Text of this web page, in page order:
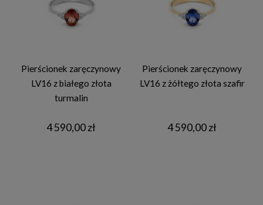
Pierścionek zaręczynowy
LV16 z białego złota
turmalin
4 590,00 zł
Pierścionek zaręczynowy
LV16 z żółtego złota szafir
4 590,00 zł